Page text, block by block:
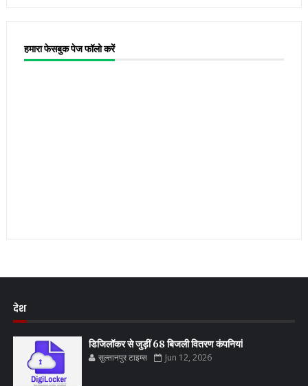
हमारा फेसबुक पेज फॉलो करें
देश
डिजिलॉकर से जुड़ीं 68 बिजली वितरण कंपनियां
सुल्तानपुर टाइम्स Jun 12, 2026